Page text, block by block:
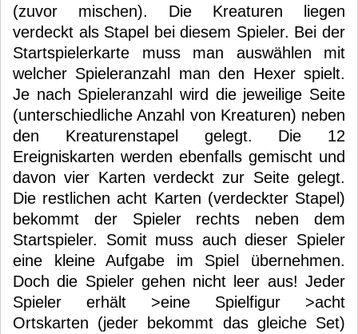
(zuvor mischen). Die Kreaturen liegen
verdeckt als Stapel bei diesem Spieler. Bei der
Startspielerkarte muss man auswählen mit
welcher Spieleranzahl man den Hexer spielt.
Je nach Spieleranzahl wird die jeweilige Seite
(unterschiedliche Anzahl von Kreaturen) neben
den Kreaturenstapel gelegt. Die 12
Ereigniskarten werden ebenfalls gemischt und
davon vier Karten verdeckt zur Seite gelegt.
Die restlichen acht Karten (verdeckter Stapel)
bekommt der Spieler rechts neben dem
Startspieler. Somit muss auch dieser Spieler
eine kleine Aufgabe im Spiel übernehmen.
Doch die Spieler gehen nicht leer aus! Jeder
Spieler erhält >eine Spielfigur >acht
Ortskarten (jeder bekommt das gleiche Set)